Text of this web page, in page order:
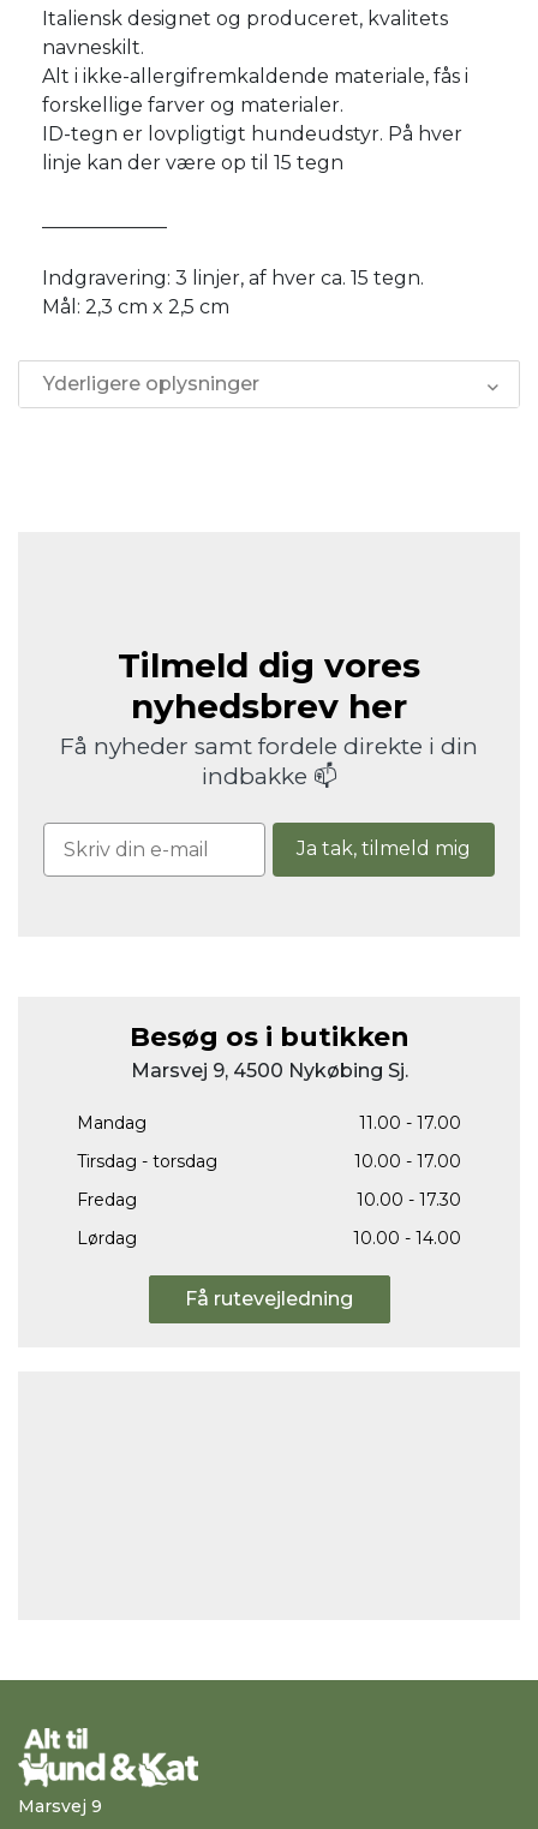
Italiensk designet og produceret, kvalitets
navneskilt.
Alt i ikke-allergifremkaldende materiale, fås i
forskellige farver og materialer.
ID-tegn er lovpligtigt hundeudstyr. På hver
linje kan der være op til 15 tegn
Indgravering: 3 linjer, af hver ca. 15 tegn.
Mål: 2,3 cm x 2,5 cm
Yderligere oplysninger
Tilmeld dig vores
nyhedsbrev her
Få nyheder samt fordele direkte i din
indbakke 📫
Ja tak, tilmeld mig
Besøg os i butikken
Marsvej 9, 4500 Nykøbing Sj.
Mandag
11.00 - 17.00
Tirsdag - torsdag
10.00 - 17.00
Fredag
10.00 - 17.30
Lørdag
10.00 - 14.00
Få rutevejledning
Marsvej 9